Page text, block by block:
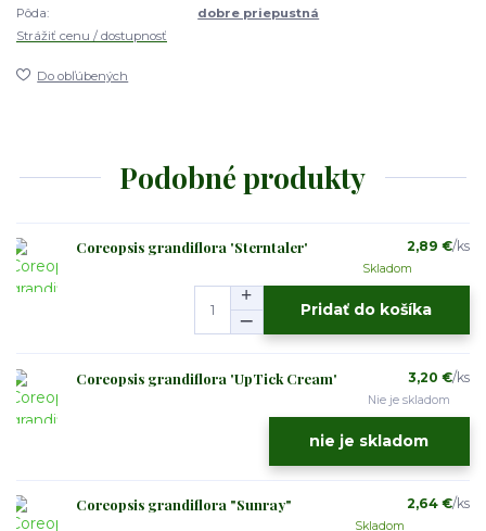
Pôda:
dobre priepustná
Strážiť cenu / dostupnosť
Do obľúbených
Podobné produkty
Coreopsis grandiflora 'Sterntaler' 2,89 €/ks
Skladom
Pridať do košíka
Coreopsis grandiflora 'UpTick Cream' 3,20 €/ks
Nie je skladom
nie je skladom
Coreopsis grandiflora "Sunray" 2,64 €/ks
Skladom